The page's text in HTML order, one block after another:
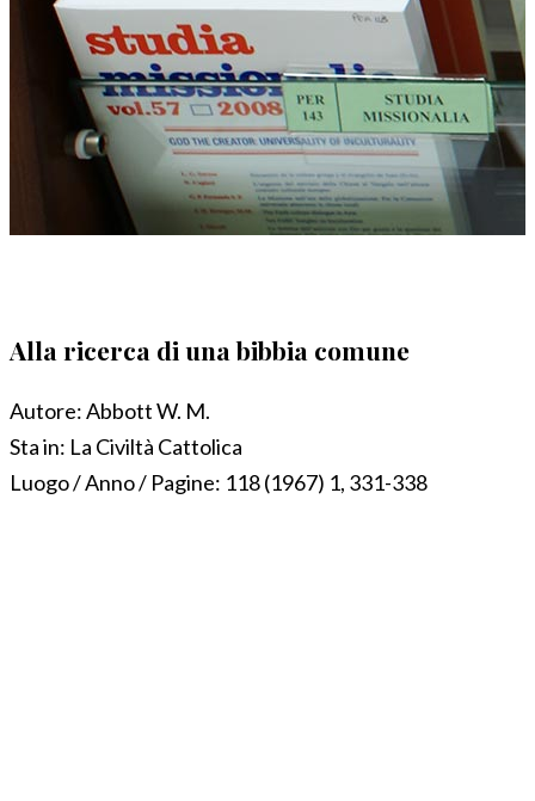
Alla ricerca di una bibbia comune
Autore:Abbott W. M.
Sta in: La Civiltà Cattolica
Luogo / Anno / Pagine: 118 (1967) 1, 331-338